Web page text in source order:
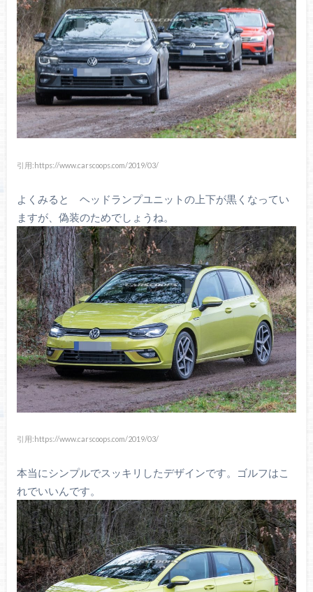
引用:https://www.carscoops.com/2019/03/
よくみると ヘッドランプユニットの上下が黒くなってい
ますが、偽装のためでしょうね。
引用:https://www.carscoops.com/2019/03/
本当にシンプルでスッキリしたデザインです。ゴルフはこ
れでいいんです。